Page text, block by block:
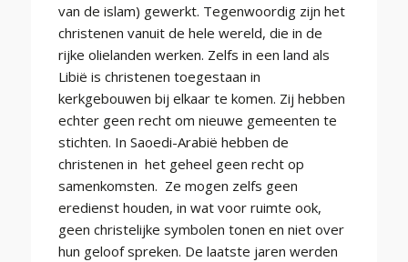
van de islam) gewerkt. Tegenwoordig zijn het
christenen vanuit de hele wereld, die in de
rijke olielanden werken. Zelfs in een land als
Libië is christenen toegestaan in
kerkgebouwen bij elkaar te komen. Zij hebben
echter geen recht om nieuwe gemeenten te
stichten. In Saoedi-Arabië hebben de
christenen in het geheel geen recht op
samenkomsten. Ze mogen zelfs geen
eredienst houden, in wat voor ruimte ook,
geen christelijke symbolen tonen en niet over
hun geloof spreken. De laatste jaren werden